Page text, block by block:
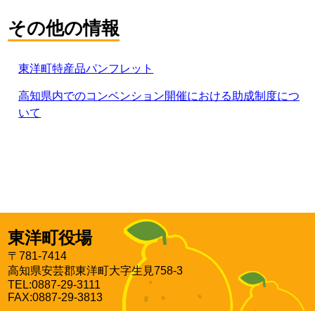
その他の情報
東洋町特産品パンフレット
高知県内でのコンベンション開催における助成制度につ
いて
東洋町役場
〒781-7414
高知県安芸郡東洋町大字生見758-3
TEL:0887-29-3111
FAX:0887-29-3813